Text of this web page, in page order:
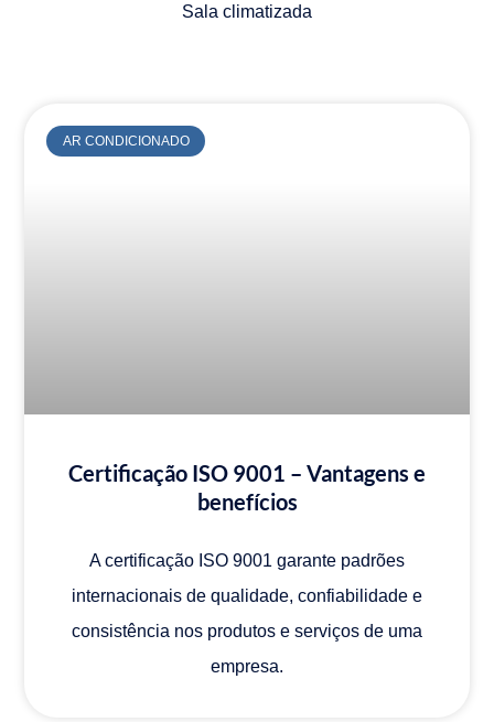
Sala climatizada
AR CONDICIONADO
Certificação ISO 9001 – Vantagens e
benefícios
A certificação ISO 9001 garante padrões
internacionais de qualidade, confiabilidade e
consistência nos produtos e serviços de uma
empresa.